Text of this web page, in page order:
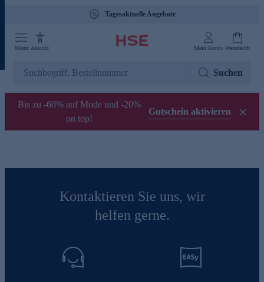
Tagesaktuelle Angebote
Menü Ansicht Mein Konto Warenkorb
Suchen
Bis zu -60% auf Mode und -20%
on top!
Gutschein aktivieren
Kontaktieren Sie uns, wir
helfen gerne.